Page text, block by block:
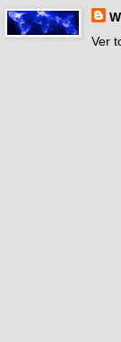
Ver